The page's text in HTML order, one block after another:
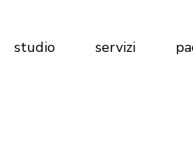
studio servizi